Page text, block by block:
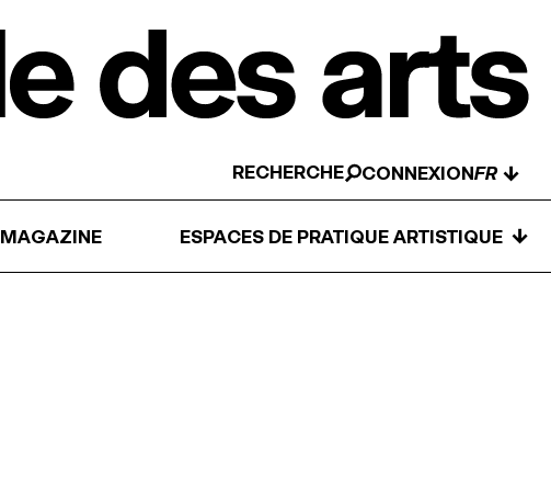
RECHERCHE CONNEXION ↓
MAGAZINE ESPACES DE PRATIQUE ARTISTIQUE ↓